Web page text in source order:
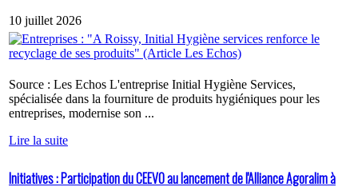
10 juillet 2026
Source : Les Echos L'entreprise Initial Hygiène Services,
spécialisée dans la fourniture de produits hygiéniques pour les
entreprises, modernise son ...
Lire la suite
Initiatives : Participation du CEEVO au lancement de l'Alliance Agoralim à